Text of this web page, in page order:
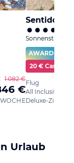
1.082 €
€
WOCHE
Sentido
Sonnenstrand,
AWARD
20 € Cashback
Flug
All Inclusive
Urlaub